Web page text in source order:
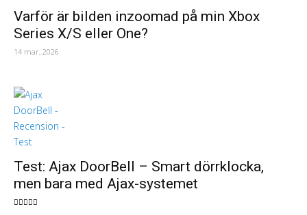
Varför är bilden inzoomad på min Xbox
Series X/S eller One?
14 mar, 2026
Test: Ajax DoorBell – Smart dörrklocka,
men bara med Ajax-systemet